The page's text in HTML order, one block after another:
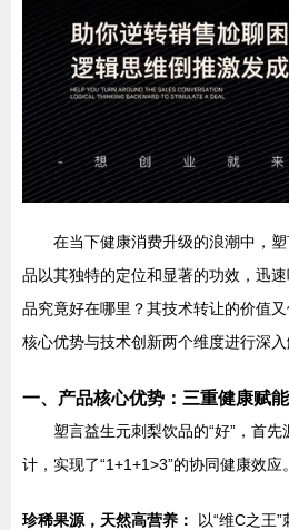
在当下健康消费升级的浪潮中，
品以其独特的定位和显著的功效，迅
品究竟好在哪里？其技术转让的价值
核心优势与技术创新两个维度进行深入
一、产品核心优势：三重健康赋能
塑言益生元刺梨饮品的“好”，首
计，实现了“1+1+1>3”的协同健康效应。
珍稀果源，天然高营养：
以“维C之王